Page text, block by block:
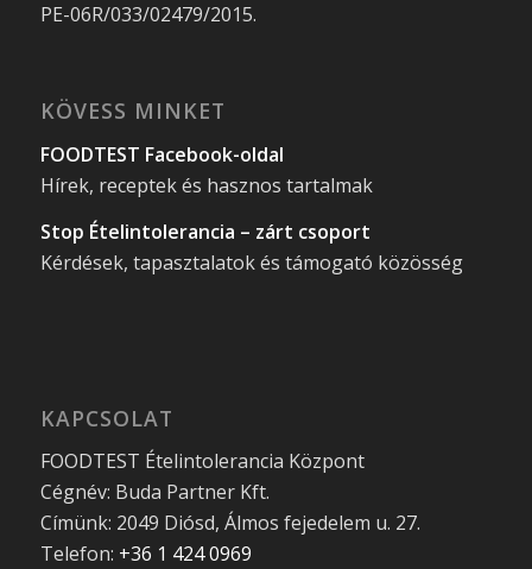
PE-06R/033/02479/2015.
KÖVESS MINKET
FOODTEST Facebook-oldal
Hírek, receptek és hasznos tartalmak
Stop Ételintolerancia – zárt csoport
Kérdések, tapasztalatok és támogató közösség
KAPCSOLAT
FOODTEST Ételintolerancia Központ
Cégnév: Buda Partner Kft.
Címünk: 2049 Diósd, Álmos fejedelem u. 27.
Telefon: +36 1 424 0969